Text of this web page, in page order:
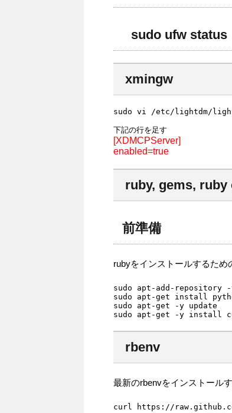
sudo ufw status
xmingw
sudo vi /etc/lightdm/
[XDMCPServer]
enabled=true
ruby, gems,
前準備
rubyをインストールするため
sudo apt-add-repository
sudo apt-get install
sudo apt-get -y update
sudo apt-get -y install
rbenv
最新のrbenvをインストールす
curl https://